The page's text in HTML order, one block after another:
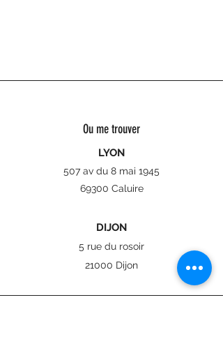
Ou me trouver
LYON
507 av du 8 mai 1945
69300 Caluire
DIJON
5 rue du rosoir
21000 Dijon